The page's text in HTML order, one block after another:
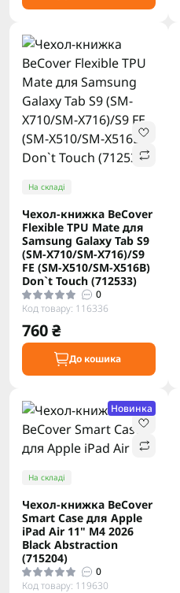
На складі
Чехол-книжка BeCover
Flexible TPU Mate для
Samsung Galaxy Tab S9
(SM-X710/SM-X716)/S9
FE (SM-X510/SM-X516B)
Don`t Touch (712533)
0
Код товару: 116336
760 ₴
До кошика
Новинка
На складі
Чехол-книжка BeCover
Smart Case для Apple
iPad Air 11" M4 2026
Black Abstraction
(715204)
0
Код товару: 119630